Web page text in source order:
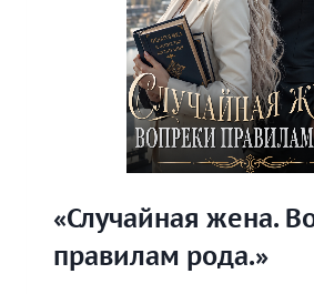
«Случайная жена.
правилам рода.»